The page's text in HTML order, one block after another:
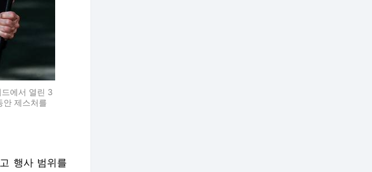
에서 열린 3
안 제스처를
행사 범위를